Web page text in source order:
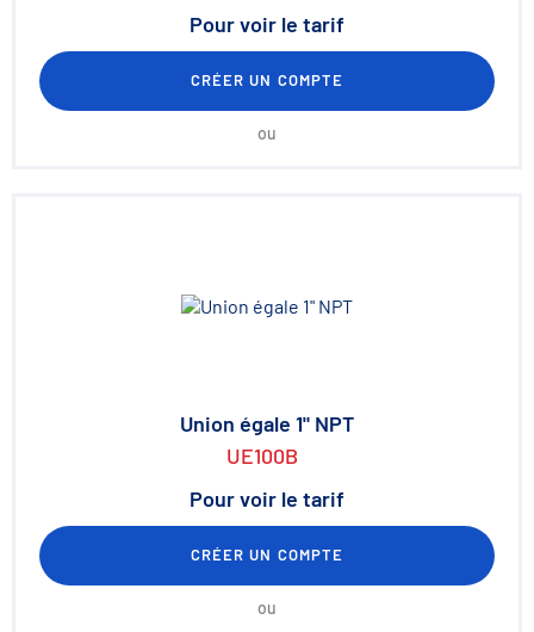
Pour voir le tarif
CRÉER UN COMPTE
ou
Union égale 1" NPT
UE100B
Pour voir le tarif
CRÉER UN COMPTE
ou